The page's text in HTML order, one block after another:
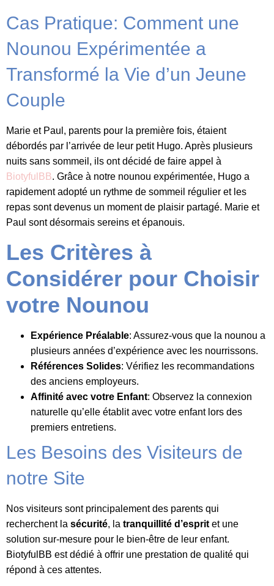
Cas Pratique: Comment une
Nounou Expérimentée a
Transformé la Vie d’un Jeune
Couple
Marie et Paul, parents pour la première fois, étaient
débordés par l’arrivée de leur petit Hugo. Après plusieurs
nuits sans sommeil, ils ont décidé de faire appel à
BiotyfulBB. Grâce à notre nounou expérimentée, Hugo a
rapidement adopté un rythme de sommeil régulier et les
repas sont devenus un moment de plaisir partagé. Marie et
Paul sont désormais sereins et épanouis.
Les Critères à
Considérer pour Choisir
votre Nounou
Expérience Préalable: Assurez-vous que la nounou a
plusieurs années d’expérience avec les nourrissons.
Références Solides: Vérifiez les recommandations
des anciens employeurs.
Affinité avec votre Enfant: Observez la connexion
naturelle qu’elle établit avec votre enfant lors des
premiers entretiens.
Les Besoins des Visiteurs de
notre Site
Nos visiteurs sont principalement des parents qui
recherchent la sécurité, la tranquillité d’esprit et une
solution sur-mesure pour le bien-être de leur enfant.
BiotyfulBB est dédié à offrir une prestation de qualité qui
répond à ces attentes.